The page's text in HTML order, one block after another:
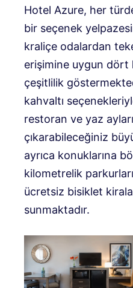
Hotel Azure, her
bir seçenek
kraliçe odalardan
erişimine uygun dört
çeşitlilik
kahvaltı
restoran ve yaz
çıkarabileceğiniz
ayrıca konuklarına
kilometrelik
ücretsiz bisiklet
sunmaktadır.